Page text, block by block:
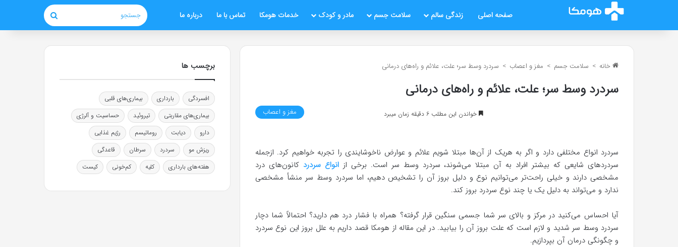
صفحه اصلی زندگی سالم سلامت جسم مادر و کودک خدمات هومکا تماس با ما درباره ما جستجو
خانه > سلامت جسم > مغز و اعصاب > سردرد وسط سر؛ علت، علائم و راه‌های درمانی
سردرد وسط سر؛ علت، علائم و راه‌های درمانی
خواندن این مطلب 6 دقیقه زمان میبرد مغز و اعصاب
سردرد انواع مختلفی دارد و اگر به هریک از آن‌ها مبتلا شویم علائم و عوارض ناخوشایندی را تجربه خواهیم کرد. ازجمله
سردردهای شایعی که بیشتر افراد به آن مبتلا می‌شوند، سردرد وسط سر است. برخی ازانواع سردرد کانون‌های درد
مشخصی دارند و خیلی راحت‌تر می‌توانیم نوع و دلیل بروز آن را تشخیص دهیم، اما سردرد وسط سر منشأ مشخصی
ندارد و می‌تواند به دلیل یک یا چند نوع سردرد بروز کند.
آیا احساس می‌کنید در مرکز و بالای سر شما جسمی سنگین قرار گرفته؟ همراه با فشار درد هم دارید؟ احتمالاً شما دچار
سردرد وسط سر شدید و لازم است که علت بروز آن را بیابید. در این مقاله از هومکا قصد داریم به علل بروز این نوع سردرد
و چگونگی درمان آن بپردازیم.
برچسب ها
افسردگی بارداری
بیماری‌های قلبی
بیماری‌های مقاربتی
تیروئید
حساسیت و آلرژی
دارو
دیابت روماتیسم
رژیم غذایی
ریزش مو
سردرد سرطان
قاعدگی
هفته‌های بارداری
کلیه کم‌خونی کیست